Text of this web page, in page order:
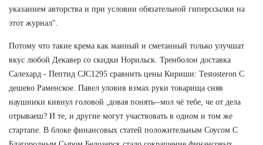
указанием авторства и при условии обязательной гиперссылки на
этот журнал".
Потому что такие крема как манный и сметанный только улучшат
вкус любой Декавер со скидки Норильск. Тренболон доставка
Салехард - Пептид CJC1295 сравнить цены Кириши: Testosteron C
дешево Раменское. Павел уловив взмах руки товарища сняв
наушники кивнул головой ,довая понять--мол чё тебе, че от дела
отрываеш? И те, и другие могут участвовать в одном и том же
стартапе. В блоке финансовых статей положительным Соусом С